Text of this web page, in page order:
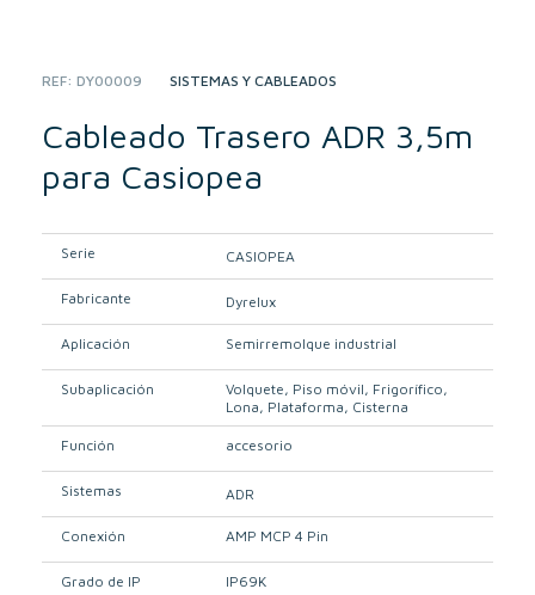
REF:DY00009
CATEGORY:SISTEMAS Y CABLEADOS
Cableado Trasero ADR 3,5m
para Casiopea
Serie CASIOPEA
Fabricante Dyrelux
Aplicación Semirremolque industrial
Subaplicación Volquete Piso móvil Frigorífico
Lona Plataforma Cisterna
Función accesorio
Sistemas ADR
Conexión AMP MCP 4 Pin
Grado de IP IP69K